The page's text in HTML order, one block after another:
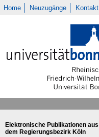
Home Neuzugänge Kontakt
Elektronische Publikationen aus
dem Regierungsbezirk Köln